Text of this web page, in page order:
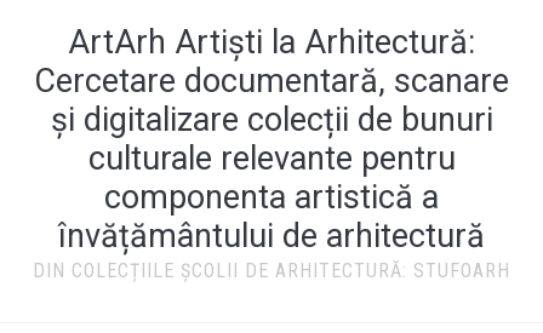
ArtArh Artiști la Arhitectură:
Cercetare documentară, scanare
și digitalizare colecții de bunuri
culturale relevante pentru
componenta artistică a
învățământului de arhitectură
DIN COLECȚIILE ȘCOLII DE ARHITECTURĂ: STUFOARH